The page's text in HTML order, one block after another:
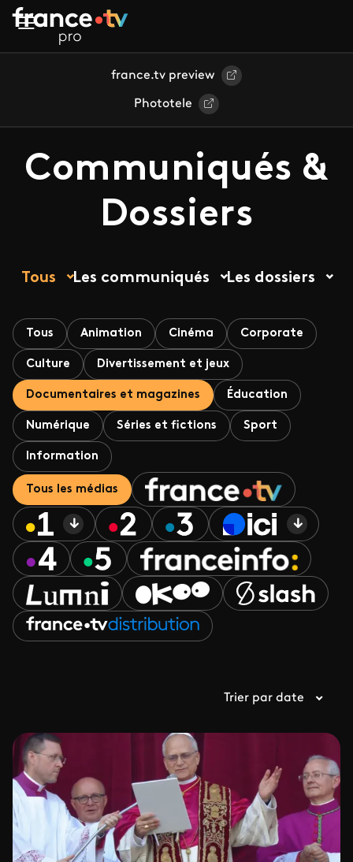
Aller au contenu principal
france.tv preview
Phototele
Communiqués &
Dossiers
Tous Les communiqués Les dossiers
Tous Animation Cinéma Corporate
Culture Divertissement et jeux
Documentaires et magazines Éducation
Numérique Séries et fictions Sport
Information
Tous les médias
Trier par date